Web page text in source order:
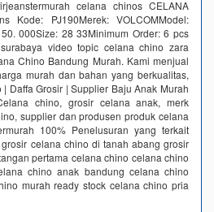
celana chinos CELANA
Kode: PJ190Merek: VOLCOMModel:
000Size: 28 33Minimum Order: 6 pcs
video topic celana chino zara
Chino Bandung Murah. Kami menjual
murah dan bahan yang berkualitas,
Daffa Grosir | Supplier Baju Anak Murah
chino, grosir celana anak, merk
supplier dan produsen produk celana
100% Penelusuran yang terkait
celana chino di tanah abang grosir
pertama celana chino celana chino
chino anak bandung celana chino
murah ready stock celana chino pria